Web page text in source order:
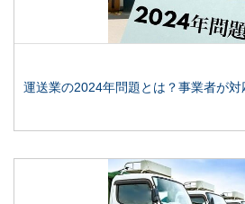
運送業の2024年問題とは？事業者が対